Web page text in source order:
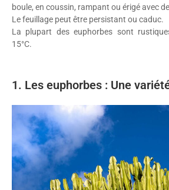
boule, en coussin, rampant ou érigé avec
Le feuillage peut être persistant ou caduc.
La plupart des euphorbes sont
15°C.
1. Les euphorbes : Une